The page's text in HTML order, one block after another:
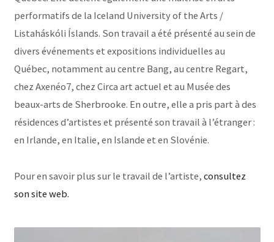
performatifs de la Iceland University of the Arts /
Listaháskóli Íslands. Son travail a été présenté au sein de
divers événements et expositions individuelles au
Québec, notamment au centre Bang, au centre Regart,
chez Axenéo7, chez Circa art actuel et au Musée des
beaux-arts de Sherbrooke. En outre, elle a pris part à des
résidences d’artistes et présenté son travail à l’étranger :
en Irlande, en Italie, en Islande et en Slovénie.
Pour en savoir plus sur le travail de l’artiste,consultez
son site web.